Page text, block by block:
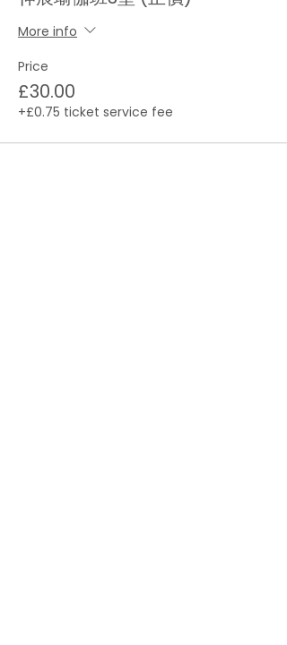
More info
Price
£30.00
+£0.75 ticket service fee